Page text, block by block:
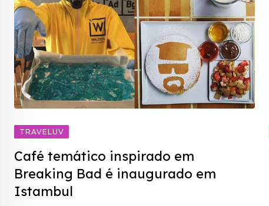
TRAVELUV
Café temático inspirado em
Breaking Bad é inaugurado em
Istambul